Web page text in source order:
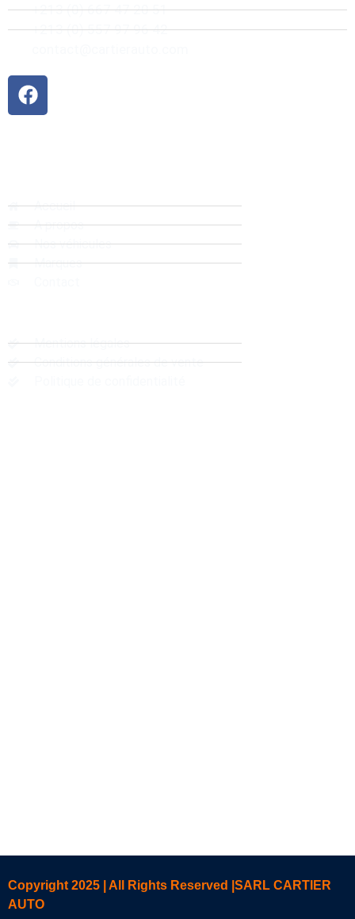
+213 (0) 667 47 20 51
+213 (0) 557 97 96 42
Accueil
A propos
Nos véhicules
Marques
Mentions légales
Conditions générales de vente
Copyright 2025 | All Rights Reserved |SARL CARTIER
AUTO